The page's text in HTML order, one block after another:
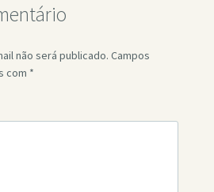
não será publicado. Campos
com *